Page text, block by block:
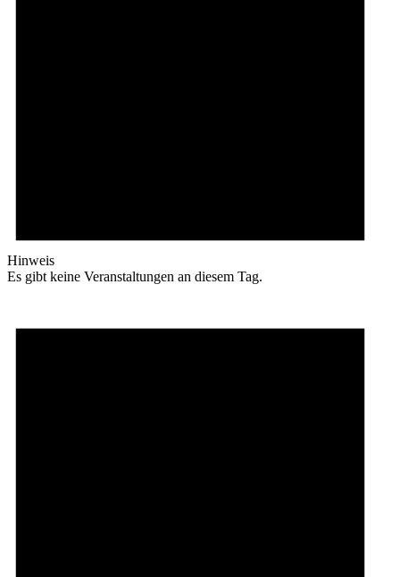
Hinweis
Es gibt keine Veranstaltungen an diesem Tag.